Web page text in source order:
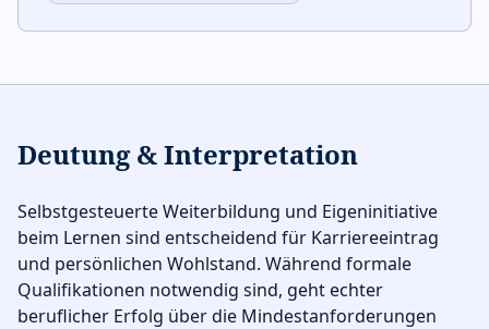
Deutung & Interpretation
Selbstgesteuerte Weiterbildung und Eigeninitiative
beim Lernen sind entscheidend für Karriereeintrag
und persönlichen Wohlstand. Während formale
Qualifikationen notwendig sind, geht echter
beruflicher Erfolg über die Mindestanforderungen